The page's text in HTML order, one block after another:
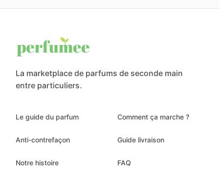
La marketplace de parfums de seconde main
entre particuliers.
Le guide du parfum
Anti-contrefaçon
Notre histoire
Comment ça marche ?
Guide livraison
FAQ